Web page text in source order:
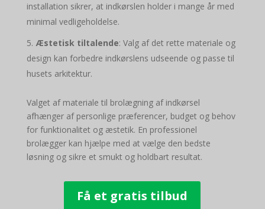
installation sikrer, at indkørslen holder i mange år med
minimal vedligeholdelse.
Æstetisk tiltalende: Valg af det rette materiale og
design kan forbedre indkørslens udseende og passe til
husets arkitektur.
Valget af materiale til brolægning af indkørsel
afhænger af personlige præferencer, budget og behov
for funktionalitet og æstetik. En professionel
brolægger kan hjælpe med at vælge den bedste
løsning og sikre et smukt og holdbart resultat.
Få et gratis tilbud